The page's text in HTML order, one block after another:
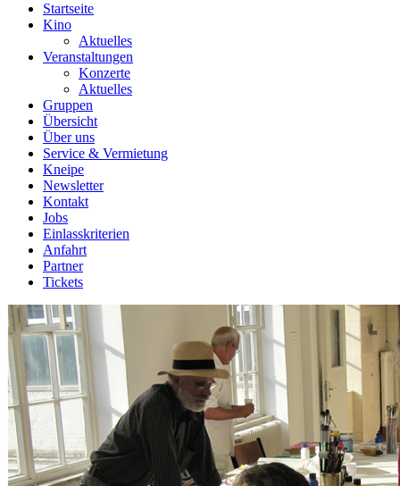
Startseite
Kino
Aktuelles
Veranstaltungen
Konzerte
Aktuelles
Gruppen
Übersicht
Über uns
Service & Vermietung
Kneipe
Newsletter
Kontakt
Jobs
Einlasskriterien
Anfahrt
Partner
Tickets